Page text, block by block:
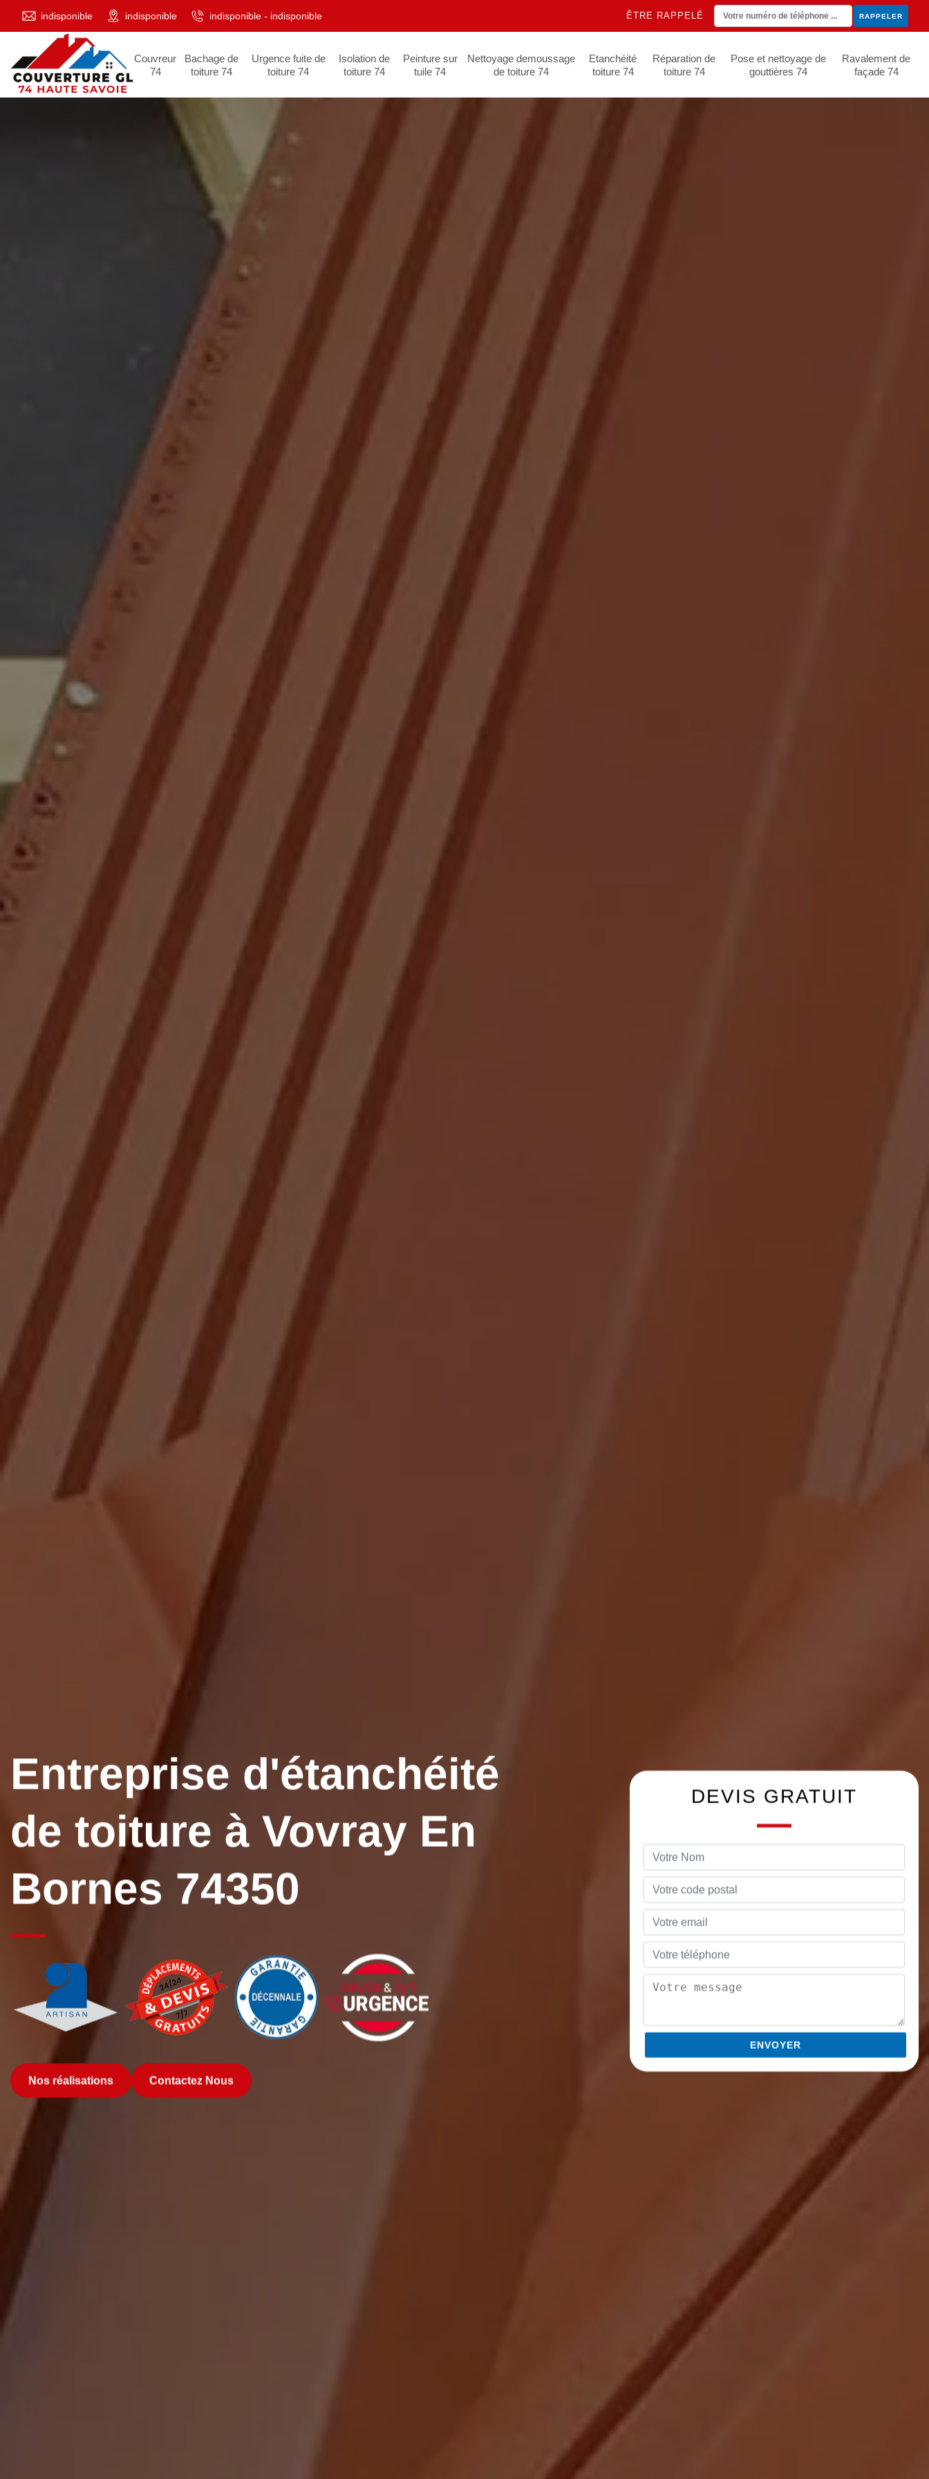
indisponible indisponible indisponible - indisponible ÊTRE RAPPELÉ
Couvreur
74
Bachage de
toiture 74
Urgence fuite de
toiture 74
Isolation de
toiture 74
Peinture sur
tuile 74
Nettoyage demoussage
de toiture 74
Etanchéité
toiture 74
Réparation de
toiture 74
Pose et nettoyage de
gouttières 74
Ravalement de
façade 74
Entreprise d'étanchéité
de toiture à Vovray En
Bornes 74350
Nos réalisations Contactez Nous
DEVIS GRATUIT